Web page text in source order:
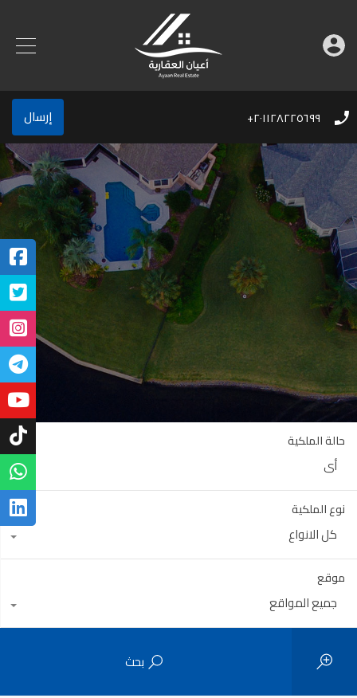
٢٠١١٢٨٢٢٥٦٩٩+ إرسال
حالة الملكية
أي
نوع الملكية
كل الانواع
موقع
جميع المواقع
بحث